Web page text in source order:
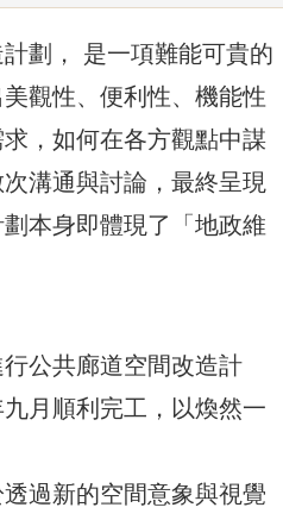
劃， 是一項難能可貴的
觀性、便利性、機能性
，如何在各方觀點中謀
溝通與討論，最終呈現
本身即體現了「地政維
公共廊道空間改造計
月順利完工，以煥然一
過新的空間意象與視覺